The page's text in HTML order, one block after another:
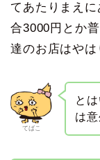
てあたりまえ
合3000円とか
達のお店はやは
てばこ
と
は